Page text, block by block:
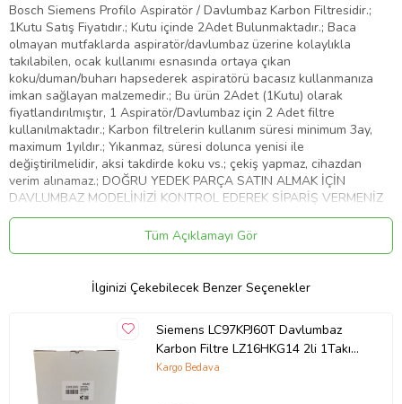
Bosch Siemens Profilo Aspiratör / Davlumbaz Karbon Filtresidir.;
1Kutu Satış Fiyatıdır.; Kutu içinde 2Adet Bulunmaktadır.; Baca
olmayan mutfaklarda aspiratör/davlumbaz üzerine kolaylıkla
takılabilen, ocak kullanımı esnasında ortaya çıkan
koku/duman/buharı hapsederek aspiratörü bacasız kullanmanıza
imkan sağlayan malzemedir.; Bu ürün 2Adet (1Kutu) olarak
fiyatlandırılmıştır, 1 Aspiratör/Davlumbaz için 2 Adet filtre
kullanılmaktadır.; Karbon filtrelerin kullanım süresi minimum 3ay,
maximum 1yıldır.; Yıkanmaz, süresi dolunca yenisi ile
değiştirilmelidir, aksi takdirde koku vs.; çekiş yapmaz, cihazdan
verim alınamaz.; DOĞRU YEDEK PARÇA SATIN ALMAK İÇİN
DAVLUMBAZ MODELİNİZİ KONTROL EDEREK SİPARİŞ VERMENİZ
ÖNERİLİR.
kcm14535321Tüm Açıklamayı Gör
İlginizi Çekebilecek Benzer Seçenekler
Siemens LC97KPJ60T Davlumbaz
Karbon Filtre LZ16HKG14 2li 1Takım
Bacasız Aspiratör Kömür Filtresi
Kargo Bedava